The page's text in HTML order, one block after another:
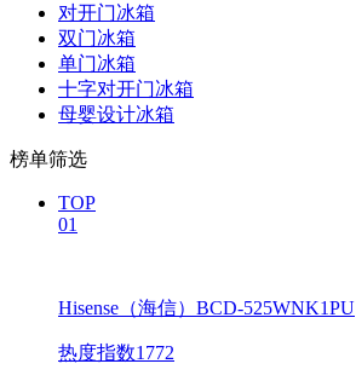
对开门冰箱
双门冰箱
单门冰箱
十字对开门冰箱
母婴设计冰箱
榜单筛选
TOP
01
Hisense（海信）BCD-525WNK1PU
热度指数1772